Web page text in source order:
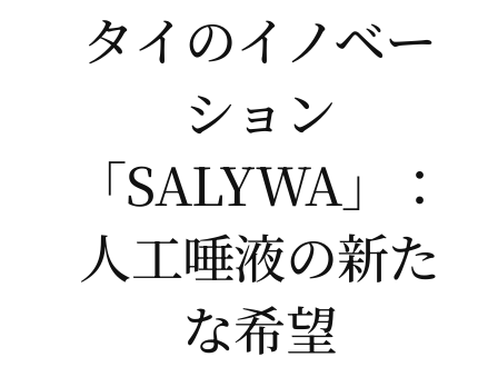
タイのイノベー
ション
「SALYWA」：
人工唾液の新た
な希望